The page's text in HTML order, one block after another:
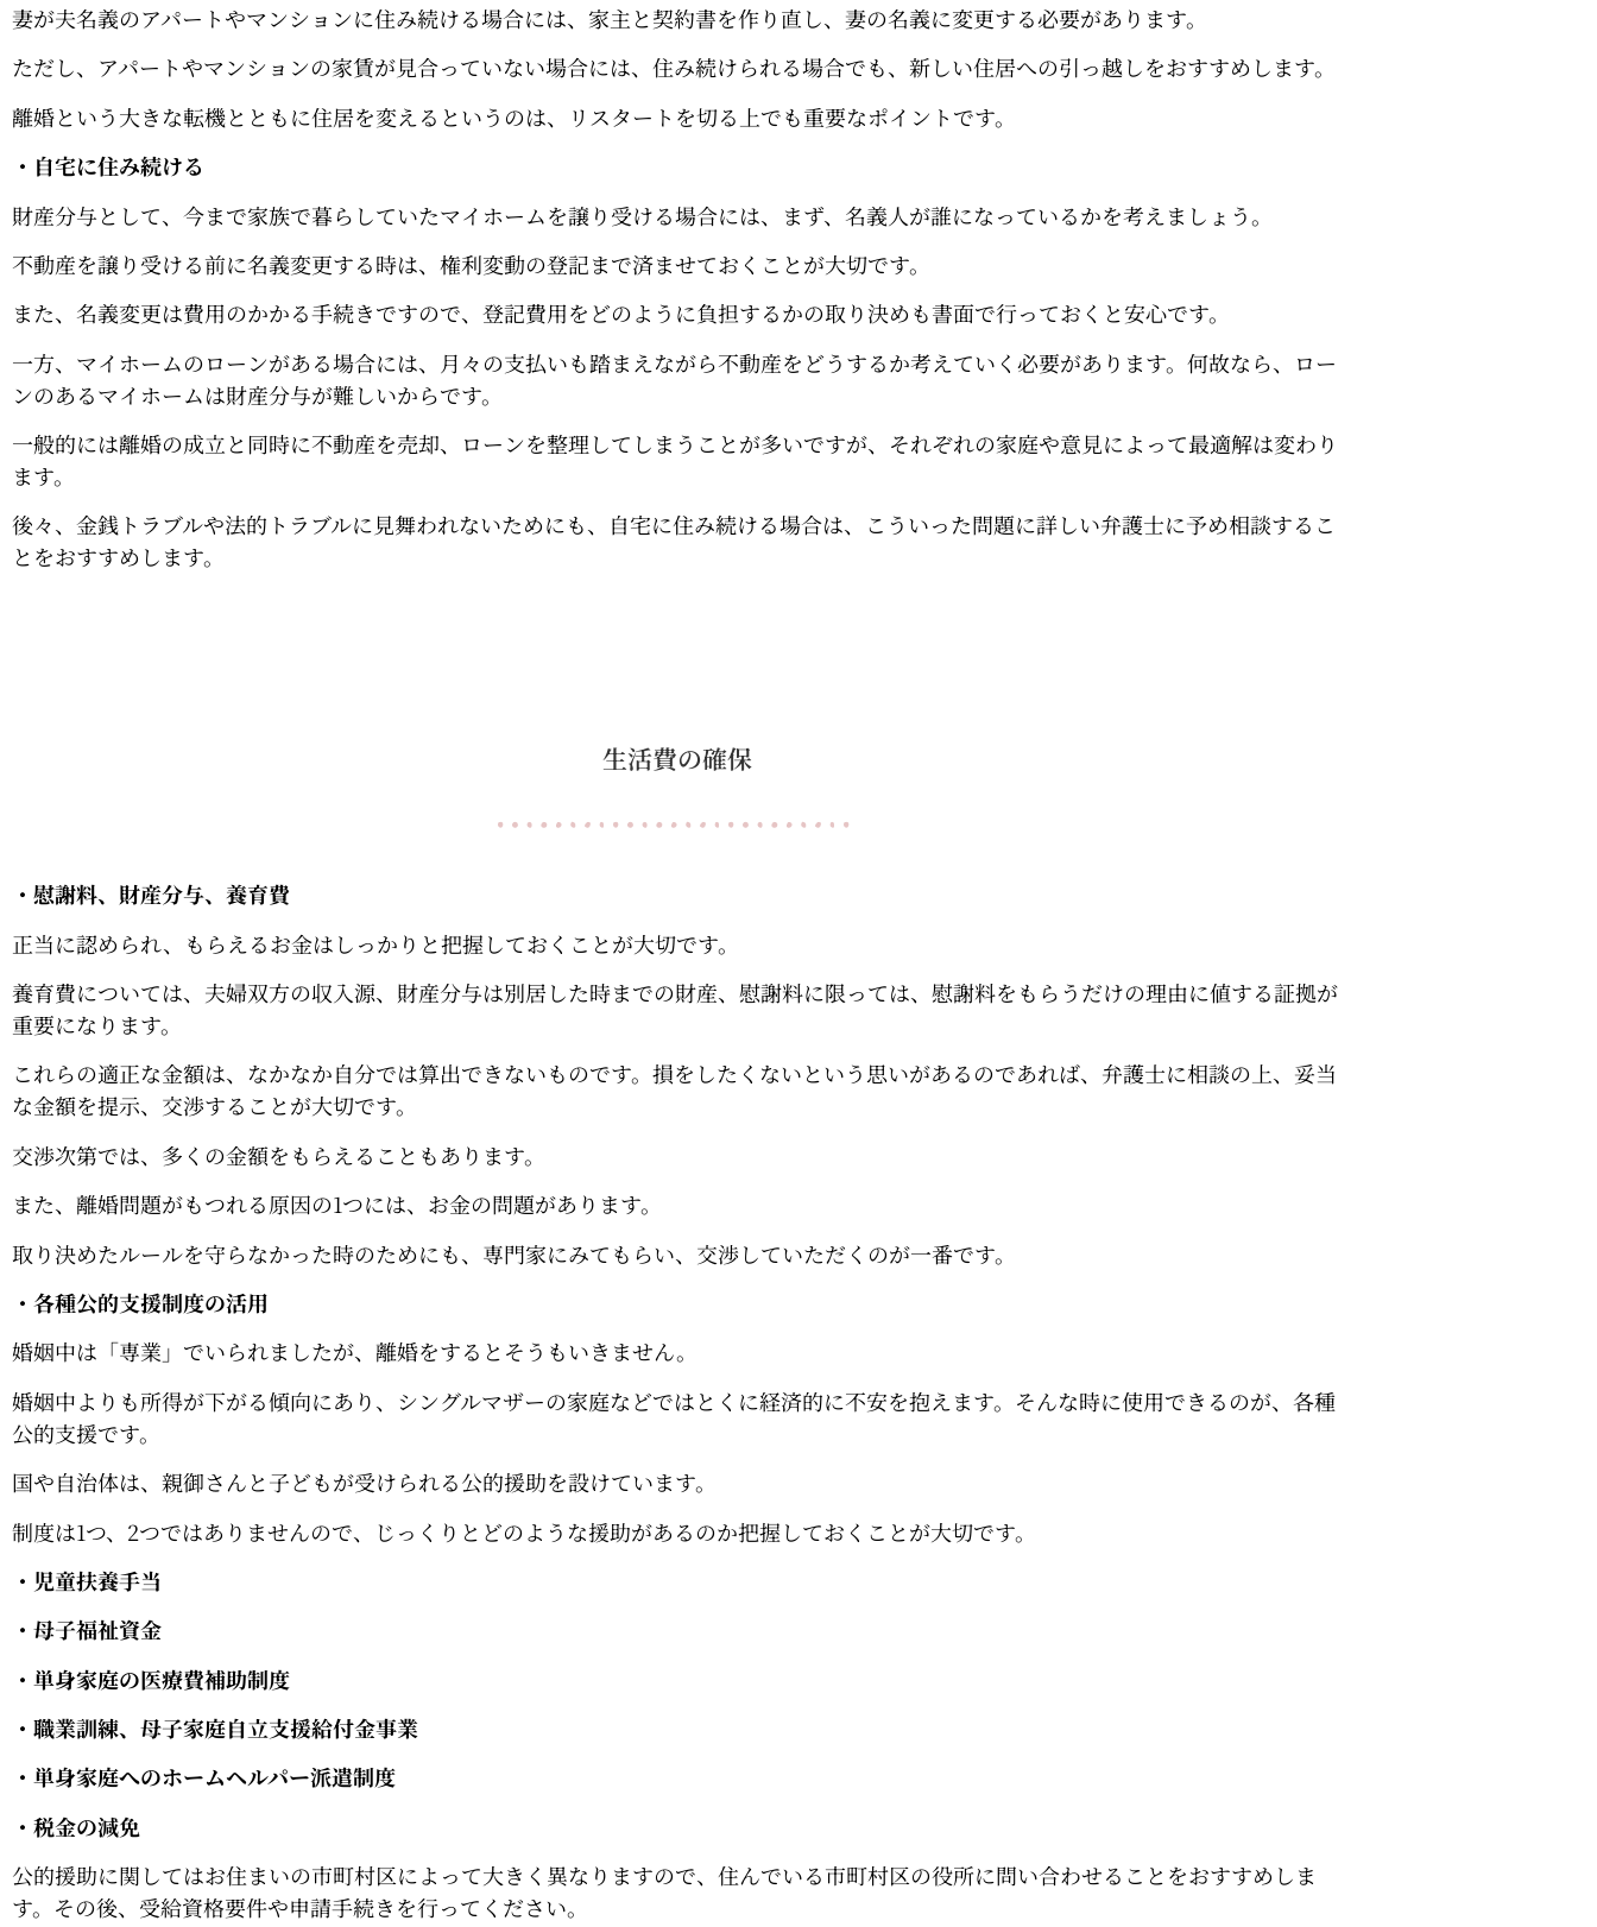
妻が夫名義のアパートやマンションに住み続ける場合には、家主と契約書を作り直し、妻の名義に変更する必要があります。
ただし、アパートやマンションの家賃が見合っていない場合には、住み続けられる場合でも、新しい住居への引っ越しをおすすめします。
離婚という大きな転機とともに住居を変えるというのは、リスタートを切る上でも重要なポイントです。
・自宅に住み続ける
財産分与として、今まで家族で暮らしていたマイホームを譲り受ける場合には、まず、名義人が誰になっているかを考えましょう。
不動産を譲り受ける前に名義変更する時は、権利変動の登記まで済ませておくことが大切です。
また、名義変更は費用のかかる手続きですので、登記費用をどのように負担するかの取り決めも書面で行っておくと安心です。
一方、マイホームのローンがある場合には、月々の支払いも踏まえながら不動産をどうするか考えていく必要があります。何故なら、ロー
ンのあるマイホームは財産分与が難しいからです。
一般的には離婚の成立と同時に不動産を売却、ローンを整理してしまうことが多いですが、それぞれの家庭や意見によって最適解は変わり
ます。
後々、金銭トラブルや法的トラブルに見舞われないためにも、自宅に住み続ける場合は、こういった問題に詳しい弁護士に予め相談するこ
とをおすすめします。
生活費の確保
・慰謝料、財産分与、養育費
正当に認められ、もらえるお金はしっかりと把握しておくことが大切です。
養育費については、夫婦双方の収入源、財産分与は別居した時までの財産、慰謝料に限っては、慰謝料をもらうだけの理由に値する証拠が
重要になります。
これらの適正な金額は、なかなか自分では算出できないものです。損をしたくないという思いがあるのであれば、弁護士に相談の上、妥当
な金額を提示、交渉することが大切です。
交渉次第では、多くの金額をもらえることもあります。
また、離婚問題がもつれる原因の1つには、お金の問題があります。
取り決めたルールを守らなかった時のためにも、専門家にみてもらい、交渉していただくのが一番です。
・各種公的支援制度の活用
婚姻中は「専業」でいられましたが、離婚をするとそうもいきません。
婚姻中よりも所得が下がる傾向にあり、シングルマザーの家庭などではとくに経済的に不安を抱えます。そんな時に使用できるのが、各種
公的支援です。
国や自治体は、親御さんと子どもが受けられる公的援助を設けています。
制度は1つ、2つではありませんので、じっくりとどのような援助があるのか把握しておくことが大切です。
・児童扶養手当
・母子福祉資金
・単身家庭の医療費補助制度
・職業訓練、母子家庭自立支援給付金事業
・単身家庭へのホームヘルパー派遣制度
・税金の減免
公的援助に関してはお住まいの市町村区によって大きく異なりますので、住んでいる市町村区の役所に問い合わせることをおすすめしま
す。その後、受給資格要件や申請手続きを行ってください。